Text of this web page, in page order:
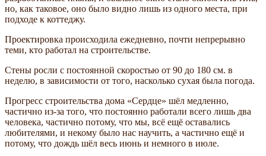
но, как таковое, оно было видно лишь из одного места, при
подходе к коттеджу.
Проектировка происходила ежедневно, почти непрерывно
теми, кто работал на строительстве.
Стены росли с постоянной скоростью от 90 до 180 см. в
неделю, в зависимости от того, насколько сухая была погода.
Прогресс строительства дома «Сердце» шёл медленно,
частично из-за того, что постоянно работали всего лишь два
человека, частично потому, что мы, всё ещё оставались
любителями, и некому было нас научить, а частично ещё и
потому, что дождь шёл весь июнь и немного в июле.